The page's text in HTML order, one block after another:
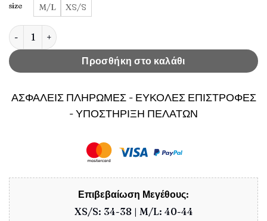
size M/L XS/S
Γυναικείο Σετ RARITY Φούτερ & Κολάν Co-ord Set
Προσθήκη στο καλάθι
ΑΣΦΑΛΕΙΣ ΠΛΗΡΩΜΕΣ - ΕΥΚΟΛΕΣ ΕΠΙΣΤΡΟΦΕΣ
- ΥΠΟΣΤΗΡΙΞΗ ΠΕΛΑΤΩΝ
Επιβεβαίωση Μεγέθους:
XS/S: 34-38 | M/L: 40-44